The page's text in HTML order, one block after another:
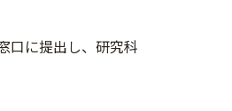
口に提出し、研究科